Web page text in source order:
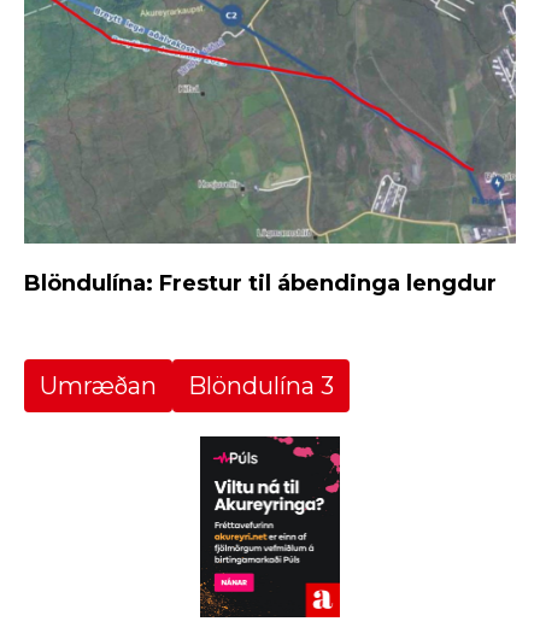
Blöndulína: Frestur til ábendinga lengdur
Umræðan Blöndulína 3